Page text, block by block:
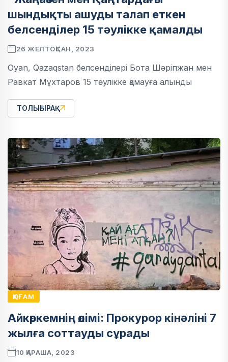
шындықты ашуды талап еткен
белсенділер 15 тәулікке қамалды
26 ЖЕЛТОҚСАН, 2023
Oyan, Qazaqstan белсенділері Бота Шәріпжан мен
Равкат Мұхтаров 15 тәулікке қамауға алынды
ТОЛЫҒЫРАҚ
ҚОҒАМ
Айкөркемнің өлімі: Прокурор кінәліні 7
жылға соттауды сұрады
10 ҚАРАША, 2023